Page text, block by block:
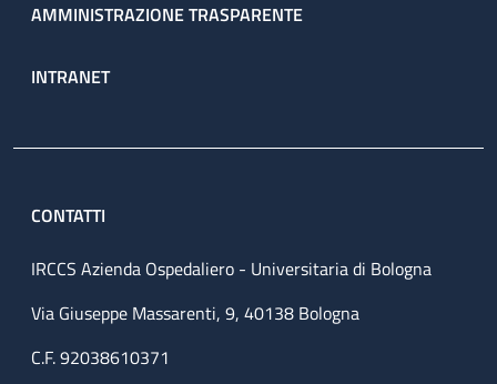
AMMINISTRAZIONE TRASPARENTE
INTRANET
CONTATTI
IRCCS Azienda Ospedaliero - Universitaria di Bologna
Via Giuseppe Massarenti, 9, 40138 Bologna
C.F. 92038610371